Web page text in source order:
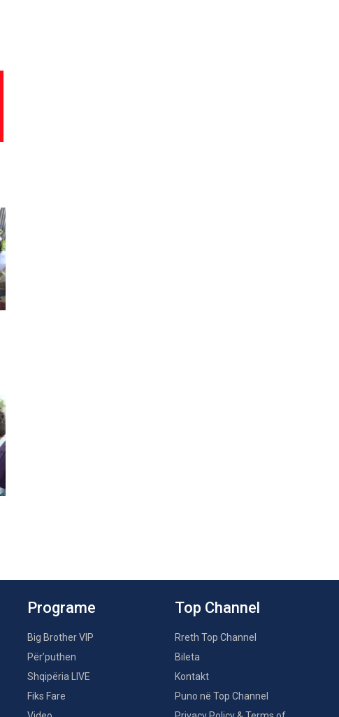
Programe
Big Brother VIP
Për’puthen
Shqipëria LIVE
Fiks Fare
Top Channel
Rreth Top Channel
Bileta
Kontakt
Puno në Top Channel